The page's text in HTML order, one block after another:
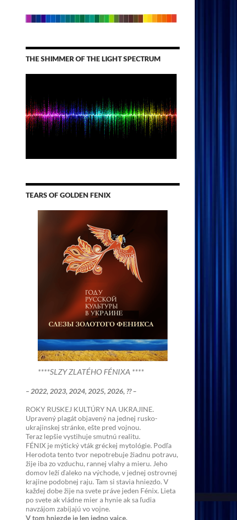
THE SHIMMER OF THE LIGHT SPECTRUM
TEARS OF GOLDEN FENIX
****SLZY ZLATÉHO FÉNIXA ****
– 2022, 2023, 2024, 2025, 2026, ?? –
ROKY RUSKEJ KULTÚRY NA UKRAJINE.
Upravený plagát objavený na jednej rusko-
ukrajinskej stránke, ešte pred vojnou.
Teraz lepšie vystihuje smutnú realitu.
FÉNIX je mýtický vták gréckej mytológie. Podľa
Herodota tento tvor nepotrebuje žiadnu potravu,
žije iba zo vzduchu, rannej vlahy a mieru. Jeho
domov leží ďaleko na východe, v jednej ostrovnej
krajine podobnej raju. Tam si stavia hniezdo. V
každej dobe žije na svete práve jeden Fénix. Lieta
po svete ak vládne mier a hynie ak sa ľudia
navzájom zabíjajú vo vojne.
V tom hniezde je len jedno vajce.